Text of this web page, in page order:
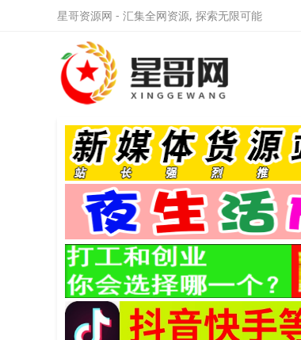
星哥资源网 - 汇集全网资源, 探索无限可能